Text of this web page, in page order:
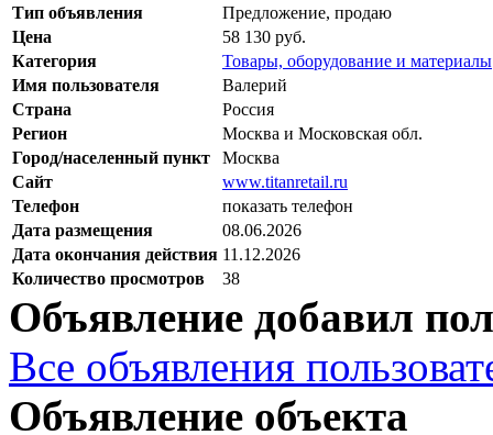
Тип объявления
Предложение, продаю
Цена
58 130 руб.
Категория
Товары, оборудование и материалы
Имя пользователя
Валерий
Страна
Россия
Регион
Москва и Московская обл.
Город/населенный пункт
Москва
Сайт
www.titanretail.ru
Телефон
показать телефон
Дата размещения
08.06.2026
Дата окончания действия 11.12.2026
Количество просмотров
38
Объявление добавил
Все объявления
Объявление объекта